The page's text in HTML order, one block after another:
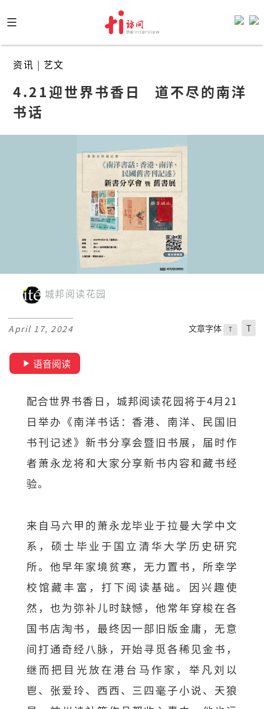
to
content
资讯 | 艺文
4.21迎世界书香日   道不尽的南洋
书话
城邦阅读花园
April 17, 2024 文章字体 T T
语音阅读
配合世界书香日，城邦阅读花园将于4月21
日举办《南洋书话：香港、南洋、民国旧
书刊记述》新书分享会暨旧书展，届时作
者萧永龙将和大家分享新书内容和藏书经
验。
来自马六甲的萧永龙毕业于拉曼大学中文
系，硕士毕业于国立清华大学历史研究
所。他早年家境贫寒，无力置书，所幸学
校馆藏丰富，打下阅读基础。因兴趣使
然，也为弥补儿时缺憾，他常年穿梭在各
国书店淘书，最终因一部旧版金庸，无意
间打通奇经八脉，开始寻觅各稀见金书，
继而把目光放在港台马作家，举凡刘以
鬯、张爱玲、西西、三四毫子小说、天狼